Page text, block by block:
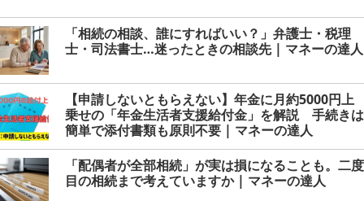
「相続の相談、誰にすればいい？」弁護士・税理
士・司法書士…迷ったときの相談先 | マネーの達人
【申請しないともらえない】年金に月約5000円上
乗せの「年金生活者支援給付金」を解説 手続きは
簡単で添付書類も原則不要 | マネーの達人
「配偶者が全部相続」が実は損になることも。二度
目の相続まで考えていますか | マネーの達人